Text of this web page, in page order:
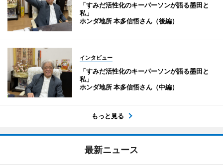
「すみだ活性化のキーパーソンが語る墨田と
私」
ホンダ地所 本多信悟さん（後編）
インタビュー
「すみだ活性化のキーパーソンが語る墨田と
私」
ホンダ地所 本多信悟さん（中編）
もっと見る
最新ニュース